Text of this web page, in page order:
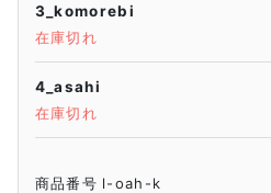
3_komorebi
在庫切れ
4_asahi
在庫切れ
商品番号 l-oah-k